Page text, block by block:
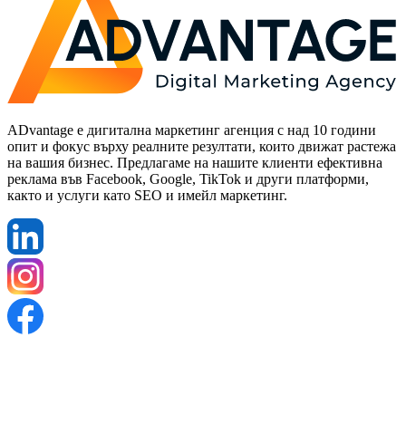
ADvantage е дигитална маркетинг агенция с над 10 години
опит и фокус върху реалните резултати, които движат растежа
на вашия бизнес. Предлагаме на нашите клиенти ефективна
реклама във Facebook, Google, TikTok и други платформи,
както и услуги като SEO и имейл маркетинг.